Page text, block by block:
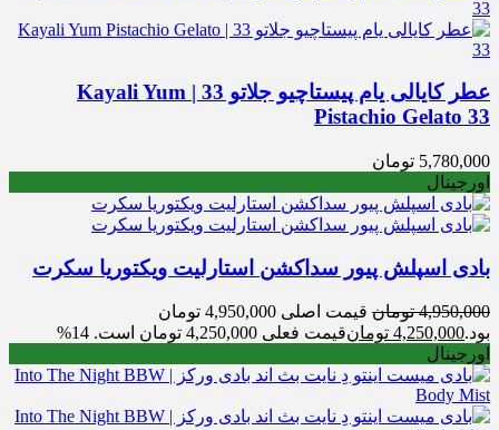
عطر کایالی یام پیستاچیو جلاتو 33 | Kayali Yum
Pistachio Gelato 33
5,780,000 تومان
اورجینال
بادی اسپلش پیور سداکشن استارلیت ویکتوریا سکرت
4,950,000 تومان
قیمت اصلی 4,950,000 تومان
بود.4,250,000 تومانقیمت فعلی 4,250,000 تومان است.
14%
اورجینال